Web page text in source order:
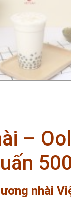
–
nhài